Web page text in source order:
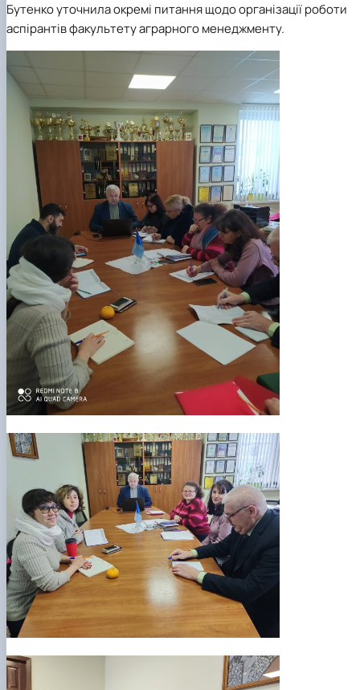
Бутенко уточнила окремі питання щодо організації роботи
аспірантів факультету аграрного менеджменту.